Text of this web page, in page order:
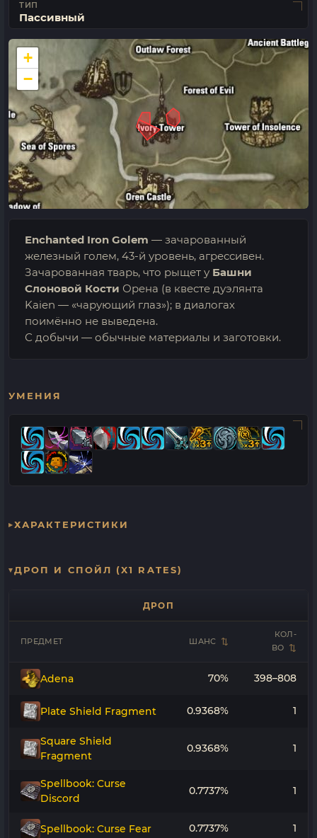
ТИП
Пассивный
+
−
Enchanted Iron Golem — зачарованный
железный голем, 43-й уровень, агрессивен.
Зачарованная тварь, что рыщет у Башни
Слоновой Кости Орена (в квесте дуэлянта
Kaien — «чарующий глаз»); в диалогах
поимённо не выведена.
С добычи — обычные материалы и заготовки.
УМЕНИЯ
ХАРАКТЕРИСТИКИ
ДРОП И СПОЙЛ (X1 RATES)
ДРОП
ПРЕДМЕТ ШАНС
КОЛ-
ВО
Adena 70% 398–808
Plate Shield Fragment 0.9368% 1
Square Shield
Fragment
0.9368% 1
Spellbook: Curse
Discord
0.7737% 1
Spellbook: Curse Fear 0.7737% 1